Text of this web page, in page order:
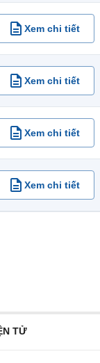
Xem chi tiết
Xem chi tiết
Xem chi tiết
Xem chi tiết
TỬ